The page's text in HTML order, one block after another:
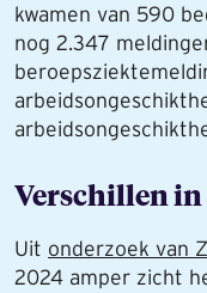
kwamen van 590
nog 2.347
Verschillen in
Uit onderzoek van
2024 amper zicht